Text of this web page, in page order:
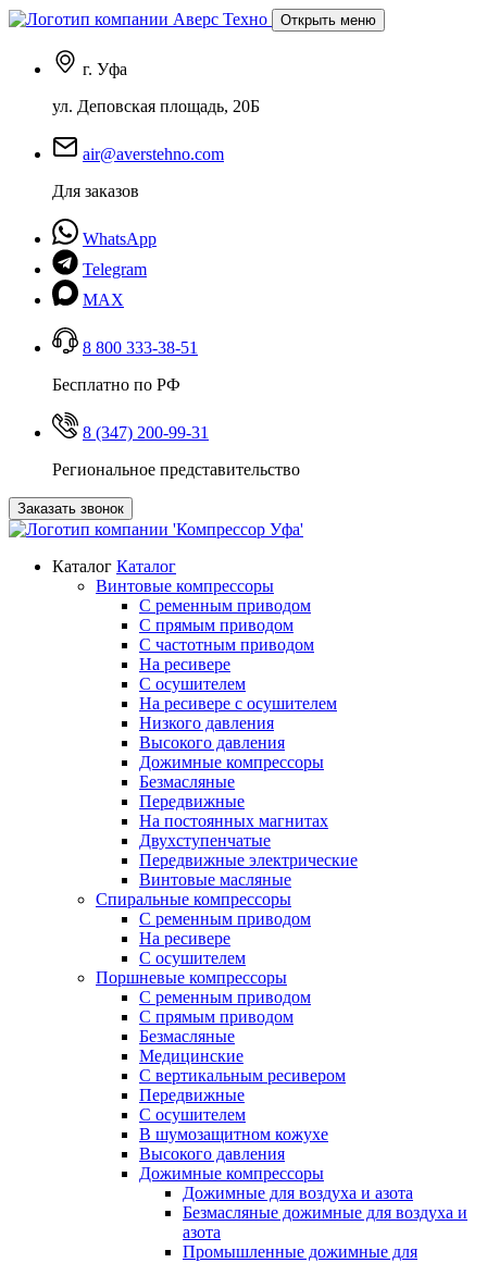
Открыть меню
г. Уфа
ул. Деповская площадь, 20Б
air@averstehno.com
Для заказов
WhatsApp
Telegram
MAX
8 800 333-38-51
Бесплатно по РФ
8 (347) 200-99-31
Региональное представительство
Заказать звонок
Каталог Каталог
Винтовые компрессоры
С ременным приводом
С прямым приводом
С частотным приводом
На ресивере
С осушителем
На ресивере с осушителем
Низкого давления
Высокого давления
Дожимные компрессоры
Безмасляные
Передвижные
На постоянных магнитах
Двухступенчатые
Передвижные электрические
Винтовые масляные
Спиральные компрессоры
С ременным приводом
На ресивере
С осушителем
Поршневые компрессоры
С ременным приводом
С прямым приводом
Безмасляные
Медицинские
С вертикальным ресивером
Передвижные
С осушителем
В шумозащитном кожухе
Высокого давления
Дожимные компрессоры
Дожимные для воздуха и азота
Безмасляные дожимные для воздуха и
азота
Промышленные дожимные для